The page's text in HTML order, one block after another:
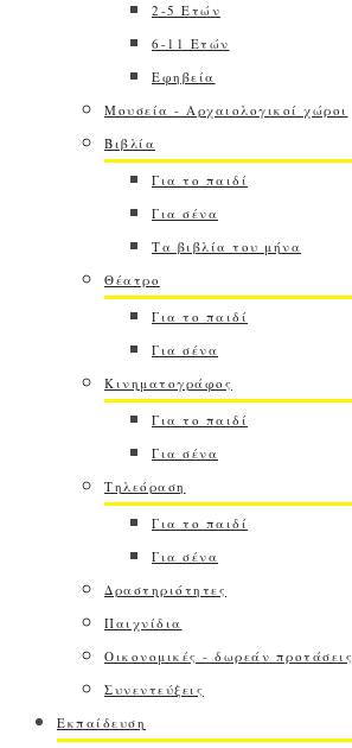
2-5 Ετών
6-11 Ετών
Εφηβεία
Μουσεία - Αρχαιολογικοί χώροι
Βιβλία
Για το παιδί
Για σένα
Τα βιβλία του μήνα
Θέατρο
Για το παιδί
Για σένα
Κινηματογράφος
Για το παιδί
Για σένα
Τηλεόραση
Για το παιδί
Για σένα
Δραστηριότητες
Παιχνίδια
Οικονομικές - δωρεάν προτάσεις
Συνεντεύξεις
Εκπαίδευση